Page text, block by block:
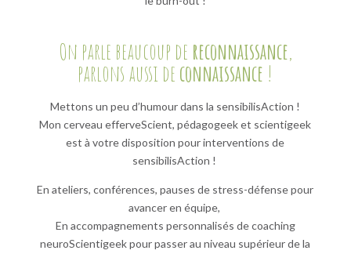
On parle beaucoup de reconnaissance,
parlons aussi de connaissance !
Mettons un peu d’humour dans la sensibilisAction !
Mon cerveau efferveScient, pédagogeek et scientigeek
est à votre disposition pour interventions de
sensibilisAction !
En ateliers, conférences, pauses de stress-défense pour
avancer en équipe,
En accompagnements personnalisés de coaching
neuroScientigeek pour passer au niveau supérieur de la